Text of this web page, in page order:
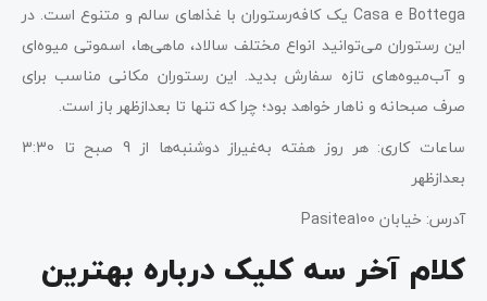
Casa e Bottega یک کافه‌رستوران با غذا‌های سالم و متنوع است. در
این رستوران می‌توانید انواع مختلف سالاد، ماهی‌ها، اسموتی میوه‌ای
و آب‌میوه‌های تازه سفارش بدید. این رستوران مکانی مناسب برای
صرف صبحانه و ناهار خواهد بود؛ چرا که تنها تا بعدازظهر باز است.
ساعات کاری: هر روز هفته به‌غیراز دوشنبه‌ها از 9 صبح تا 3:30
بعدازظهر
آدرس: خیابان Pasitea100
کلام آخر سه کلیک درباره بهترین